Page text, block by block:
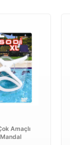
Amaçlı